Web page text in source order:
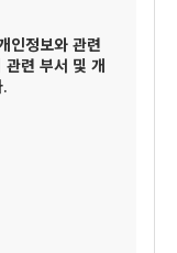
인정보와 관련
관련 부서 및 개